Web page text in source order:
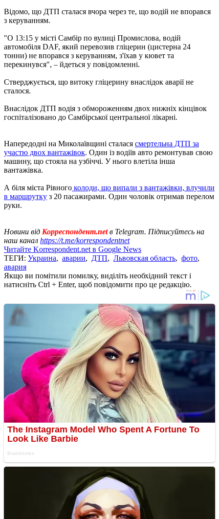
Відомо, що ДТП сталася вчора через те, що водій не впорався
з керуванням.
"О 13:15 у місті Самбір по вулиці Промислова, водій
автомобіля DAF, який перевозив гліцерин (цистерна 24
тонни) не впорався з керуванням, з'їхав у кювет та
перекинувся", – йдеться у повідомленні.
Стверджується, що витоку гліцерину внаслідок аварії не
сталося.
Внаслідок ДТП водія з обмороженням двох нижніх кінцівок
госпіталізовано до Самбірської центральної лікарні.
Напередодні на Миколаївщині сталася смертельна ДТП за
участю двох вантажівок. Один із водіїв авто ремонтував свою
машину, що стояла на узбіччі. У нього влетіла інша
вантажівка.
А біля міста Рівного колоди, що випали з вантажівки, влучили
в маршрутку з 20 пасажирами. Один чоловік отримав перелом
руки.
Новини від Корреспондент.netв Telegram. Підписуйтесь на
наш канал https://t.me/korrespondentnet
Читайте Korrespondent.net в Google News
ТЕГИ: Украина, аварии, ДТП, Львовская область, фото,
авария
Якщо ви помітили помилку, виділіть необхідний текст і
натисніть Ctrl + Enter, щоб повідомити про це редакцію.